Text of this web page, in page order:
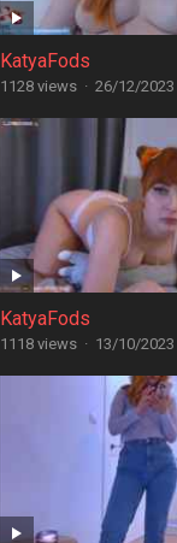
KatyaFods
1128 views · 26/12/2023
KatyaFods
1118 views · 13/10/2023